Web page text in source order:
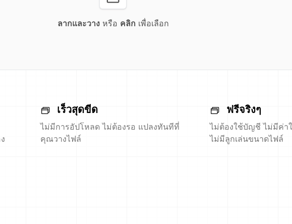
ลากและวางหรือ คลิก เพื่อเลือก
เร็วสุดขีด
ไม่มีการอัปโหลด ไม่ต้องรอ แปลงทันทีที่
คุณวางไฟล์
ฟรีจริงๆ
ไม่ต้องใช้บัญชี ไม่มีค่า
ไม่มีลูกเล่นขนาดไฟล์